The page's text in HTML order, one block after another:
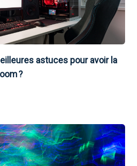
astuces pour avoir la
?